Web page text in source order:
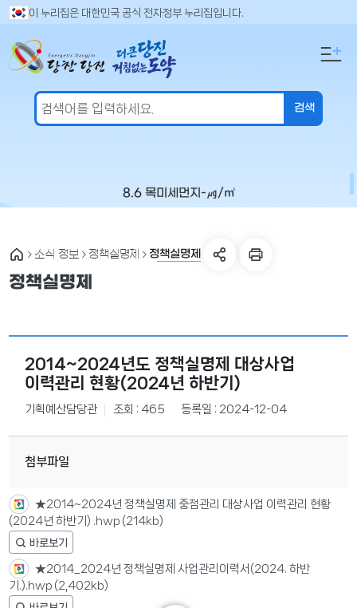
이 누리집은 대한민국 공식 전자정부 누리집입니다.
8.6 목미세먼지 -㎍/㎥
검
어
입
소식 정보 정책실명제 정책실명제
정책실명제
2014~2024년도 정책실명제 대상사업
이력관리 현황(2024년 하반기)
기획예산담당관 조회 : 465 등록일 : 2024-12-04
첨부파일
★2014~2024년 정책실명제 중점관리 대상사업 이력관리 현황
(2024년 하반기) .hwp (214kb)
★2014_2024년 정책실명제 사업관리이력서(2024. 하반
기.).hwp (2,402kb)
만
도
의
세